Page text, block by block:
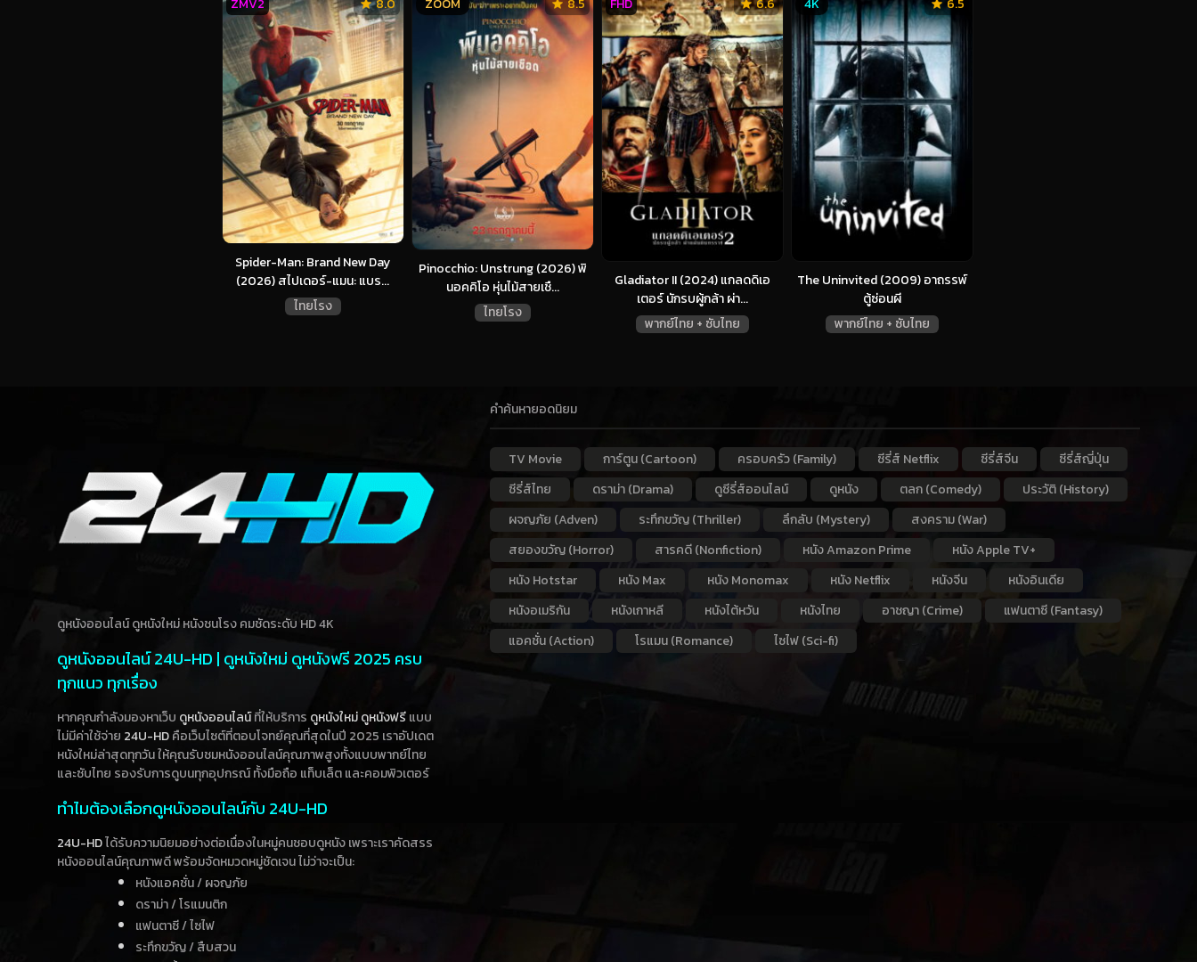
Spider-Man: Brand New Day
(2026) สไปเดอร์-แมน: แบร...
ไทยโรง
8.0
ZMV2
Pinocchio: Unstrung (2026) พิ
นอคคิโอ หุ่นไม้สายเชื...
ไทยโรง
8.5
ZOOM
Gladiator II (2024) แกลดดิเอ
เตอร์ นักรบผู้กล้า ผ่า...
พากย์ไทย + ซับไทย
6.6
FHD
The Uninvited (2009) อาถรรพ์
ตู้ซ่อนผี
พากย์ไทย + ซับไทย
6.5
4K
ดูหนังออนไลน์ ดูหนังใหม่ หนังชนโรง คมชัดระดับ HD 4K
ดูหนังออนไลน์ 24U-HD | ดูหนังใหม่ ดูหนังฟรี 2025 ครบ
ทุกแนว ทุกเรื่อง
หากคุณกำลังมองหาเว็บ ดูหนังออนไลน์ที่ให้บริการ ดูหนังใหม่ดูหนังฟรีแบบ
ไม่มีค่าใช้จ่าย 24U-HDคือเว็บไซต์ที่ตอบโจทย์คุณที่สุดในปี 2025 เราอัปเดต
หนังใหม่ล่าสุดทุกวัน ให้คุณรับชมหนังออนไลน์คุณภาพสูงทั้งแบบพากย์ไทย
และซับไทย รองรับการดูบนทุกอุปกรณ์ ทั้งมือถือ แท็บเล็ต และคอมพิวเตอร์
ทำไมต้องเลือกดูหนังออนไลน์กับ 24U-HD
24U-HDได้รับความนิยมอย่างต่อเนื่องในหมู่คนชอบดูหนัง เพราะเราคัดสรร
หนังออนไลน์คุณภาพดี พร้อมจัดหมวดหมู่ชัดเจน ไม่ว่าจะเป็น:
หนังแอคชั่น / ผจญภัย
ดราม่า / โรแมนติก
แฟนตาซี / ไซไฟ
ระทึกขวัญ / สืบสวน
คำค้นหายอดนิยม
TV Movie การ์ตูน (Cartoon) ครอบครัว (Family) ซีรี่ส์ Netflix ซีรี่ส์จีน
ซีรี่ส์ญี่ปุ่น
ซีรี่ส์ไทย
ดราม่า (Drama) ดูซีรี่ส์ออนไลน์ ดูหนัง ตลก (Comedy)
ประวัติ (History)
ผจญภัย (Adven)
ระทึกขวัญ (Thriller) ลึกลับ (Mystery)
สงคราม (War)
สยองขวัญ (Horror)
สารคดี (Nonfiction) หนัง Amazon Prime
หนัง Apple TV+
หนัง Hotstar
หนัง Max หนัง Monomax หนัง Netflix หนังจีน
หนังอินเดีย
หนังอเมริกัน
หนังเกาหลี หนังไต้หวัน หนังไทย อาชญา (Crime)
แฟนตาซี (Fantasy)
แอคชั่น (Action)
โรแมน (Romance) ไซไฟ (Sci-fi)